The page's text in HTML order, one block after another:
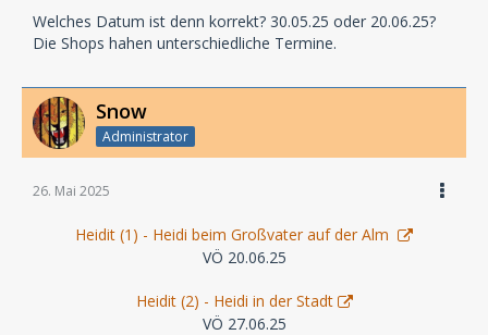
Welches Datum ist denn korrekt? 30.05.25 oder 20.06.25?
Die Shops hahen unterschiedliche Termine.
Snow
Administrator
26. Mai 2025
Heidit (1) - Heidi beim Großvater auf der Alm
VÖ 20.06.25
Heidit (2) - Heidi in der Stadt
VÖ 27.06.25